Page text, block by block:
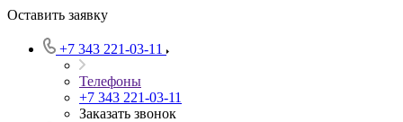
Оставить заявку
+7 343 221-03-11
Телефоны
+7 343 221-03-11
Заказать звонок